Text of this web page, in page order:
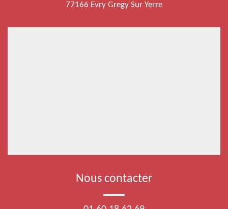
77166 Evry Gregy Sur Yerre
Nous contacter